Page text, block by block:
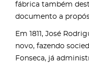
fábrica também
documento a
Em 1811, José
novo, fazendo
Fonseca, já